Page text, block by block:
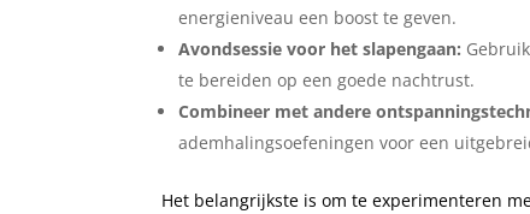
energieniveau een boost te geven.
Avondsessie voor het slapengaan:
te bereiden op een goede nachtrust.
Combineer met andere
ademhalingsoefeningen voor een
Het belangrijkste is om te experimenteren